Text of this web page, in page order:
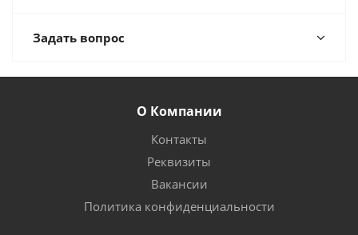
Задать вопрос
О Компании
Контакты
Реквизиты
Вакансии
Политика конфиденциальности